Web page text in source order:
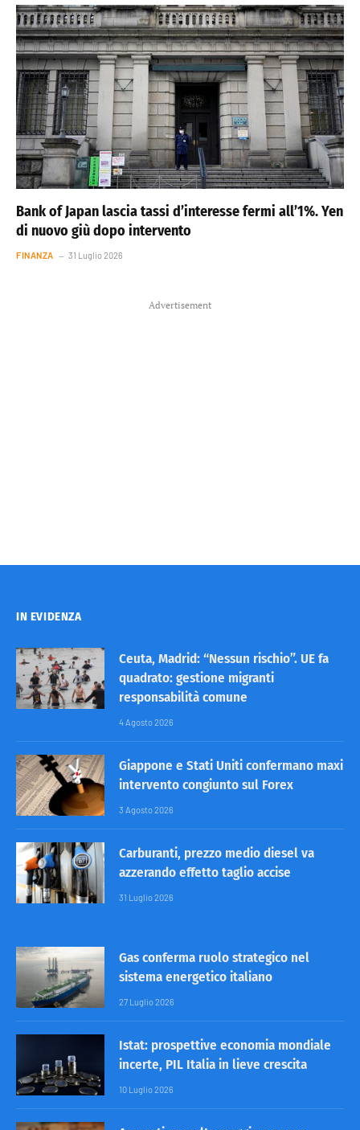
Bank of Japan lascia tassi d’interesse fermi all’1%. Yen
di nuovo giù dopo intervento
FINANZA 31 Luglio 2026
Advertisement
IN EVIDENZA
Ceuta, Madrid: “Nessun rischio”. UE fa
quadrato: gestione migranti
responsabilità comune
4 Agosto 2026
Giappone e Stati Uniti confermano maxi
intervento congiunto sul Forex
3 Agosto 2026
Carburanti, prezzo medio diesel va
azzerando effetto taglio accise
31 Luglio 2026
Gas conferma ruolo strategico nel
sistema energetico italiano
27 Luglio 2026
Istat: prospettive economia mondiale
incerte, PIL Italia in lieve crescita
10 Luglio 2026